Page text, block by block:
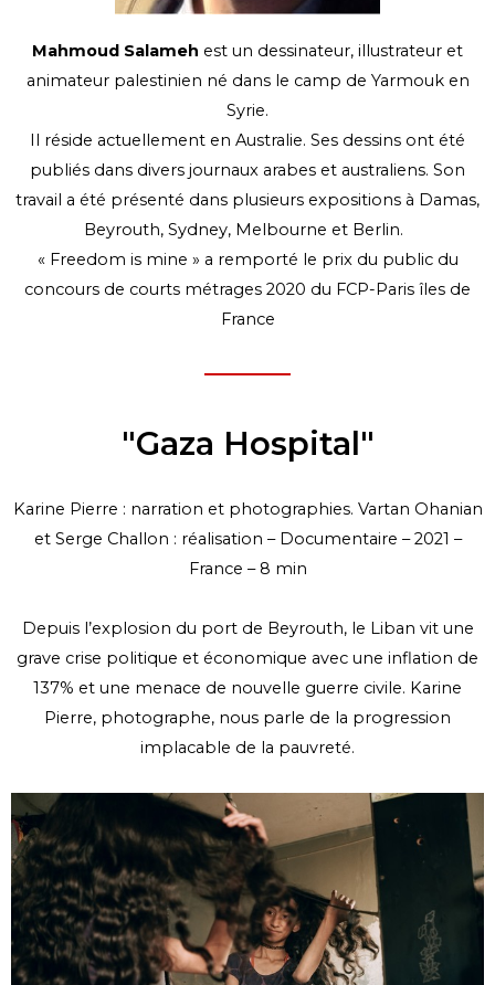
Mahmoud Salameh est un dessinateur, illustrateur et
animateur palestinien né dans le camp de Yarmouk en
Syrie.
Il réside actuellement en Australie. Ses dessins ont été
publiés dans divers journaux arabes et australiens. Son
travail a été présenté dans plusieurs expositions à Damas,
Beyrouth, Sydney, Melbourne et Berlin.
« Freedom is mine » a remporté le prix du public du
concours de courts métrages 2020 du FCP-Paris îles de
France
"Gaza Hospital"
Karine Pierre : narration et photographies. Vartan Ohanian
et Serge Challon : réalisation – Documentaire – 2021 –
France – 8 min
Depuis l’explosion du port de Beyrouth, le Liban vit une
grave crise politique et économique avec une inflation de
137% et une menace de nouvelle guerre civile. Karine
Pierre, photographe, nous parle de la progression
implacable de la pauvreté.